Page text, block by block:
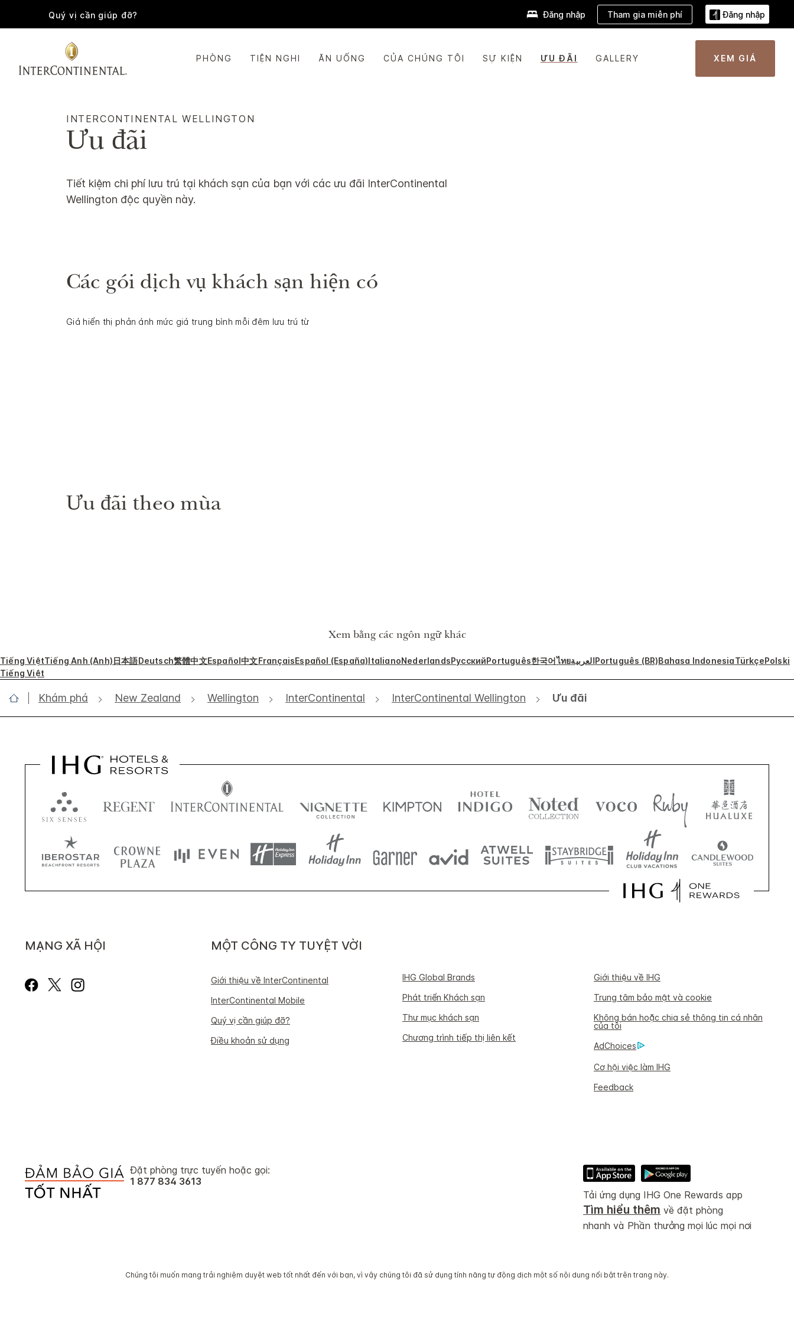
Quý vị cần giúp đỡ? Đăng nhập Tham gia miễn phí Đăng nhập
PHÒNG TIỆN NGHI ĂN UỐNG CỦA CHÚNG TÔI SỰ KIỆN ƯU ĐÃI GALLERY XEM GIÁ
INTERCONTINENTAL WELLINGTON
Ưu đãi
Tiết kiệm chi phí lưu trú tại khách sạn của bạn với các ưu đãi InterContinental
Wellington độc quyền này.
Các gói dịch vụ khách sạn hiện có
Giá hiển thị phản ánh mức giá trung bình mỗi đêm lưu trú từ
Ưu đãi theo mùa
Xem bằng các ngôn ngữ khác
Tiếng ViệtTiếng Anh (Anh)日本語Deutsch繁體中文Español中文FrançaisEspañol (España)ItalianoNederlandsРусскийPortuguês한국어ไทยالعربيةPortuguês (BR)Bahasa IndonesiaTürkçePolski
Tiếng Việt
Khám phá New Zealand Wellington InterContinental InterContinental Wellington Ưu đãi
MẠNG XÃ HỘI MỘT CÔNG TY TUYỆT VỜI
Giới thiệu về InterContinental
InterContinental Mobile
Quý vị cần giúp đỡ?
Điều khoản sử dụng
IHG Global Brands
Phát triển Khách sạn
Thư mục khách sạn
Chương trình tiếp thị liên kết
Giới thiệu về IHG
Trung tâm bảo mật và cookie
Không bán hoặc chia sẻ thông tin cá nhân
của tôi
AdChoices
Cơ hội việc làm IHG
Feedback
Đặt phòng trực tuyến hoặc gọi:
1 877 834 3613
Tải ứng dụng IHG One Rewards app
Tìm hiểu thêm về đặt phòng
nhanh và Phần thưởng mọi lúc mọi nơi
Chúng tôi muốn mang trải nghiệm duyệt web tốt nhất đến với bạn, vì vậy chúng tôi đã sử dụng tính năng tự động dịch một số nội dung nổi bật trên trang này.